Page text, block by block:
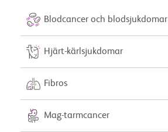
Blodcancer och blodsjukdomar
Hjärt-kärlsjukdomar
Fibros
Mag-tarmcancer